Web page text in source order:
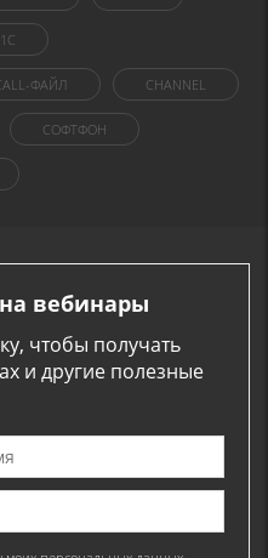
1C
ФАЙЛ CHANNEL
СОФТФОН
вебинары
чтобы получать
и другие полезные